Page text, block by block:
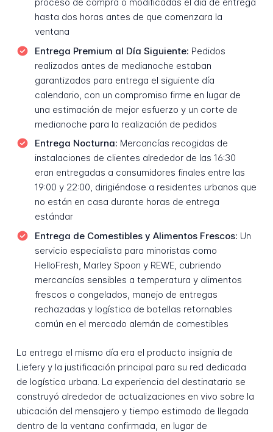
proceso de compra o modificadas el día de entrega
hasta dos horas antes de que comenzara la
ventana
Entrega Premium al Día Siguiente: Pedidos
realizados antes de medianoche estaban
garantizados para entrega el siguiente día
calendario, con un compromiso firme en lugar de
una estimación de mejor esfuerzo y un corte de
medianoche para la realización de pedidos
Entrega Nocturna: Mercancías recogidas de
instalaciones de clientes alrededor de las 16:30
eran entregadas a consumidores finales entre las
19:00 y 22:00, dirigiéndose a residentes urbanos que
no están en casa durante horas de entrega
estándar
Entrega de Comestibles y Alimentos Frescos: Un
servicio especialista para minoristas como
HelloFresh, Marley Spoon y REWE, cubriendo
mercancías sensibles a temperatura y alimentos
frescos o congelados, manejo de entregas
rechazadas y logística de botellas retornables
común en el mercado alemán de comestibles
La entrega el mismo día era el producto insignia de
Liefery y la justificación principal para su red dedicada
de logística urbana. La experiencia del destinatario se
construyó alrededor de actualizaciones en vivo sobre la
ubicación del mensajero y tiempo estimado de llegada
dentro de la ventana confirmada, en lugar de